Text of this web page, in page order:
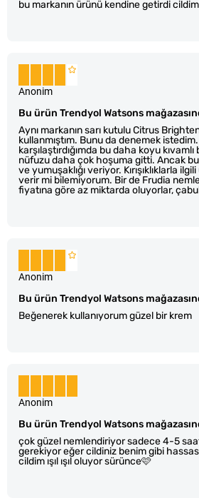
bu markanın ürünü kendine getirdi
Bu ürün Trendyol Watsons
Aynı markanın sarı kutulu Citrus
kullanmıştım. Bunu da denemek istedim.
karşılaştırdığımda bu daha koyu
nüfuzu daha çok hoşuma gitti. Ancak bu
ve yumuşaklığı veriyor. Kırışıklıklarla
verir mi bilemiyorum. Bir de Frudia
fiyatına göre az miktarda oluyorlar,
Anonim
Bu ürün Trendyol Watsons
Beğenerek kullanıyorum güzel bir krem
Anonim
Bu ürün Trendyol Watsons
çok güzel nemlendiriyor sadece 4-5
gerekiyor eğer cildiniz benim gibi
cildim ışıl ışıl oluyor sürünce🩷
Anonim